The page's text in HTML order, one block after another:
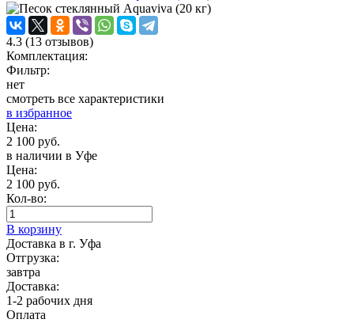
4.3 (13 отзывов)
Комплектация:
Фильтр:
нет
смотреть все характеристики
в избранное
Цена:
2 100 руб.
в наличии в Уфе
Цена:
2 100 руб.
Кол-во:
В корзину
Доставка в г. Уфа
Отгрузка:
завтра
Доставка:
1-2 рабочих дня
Оплата